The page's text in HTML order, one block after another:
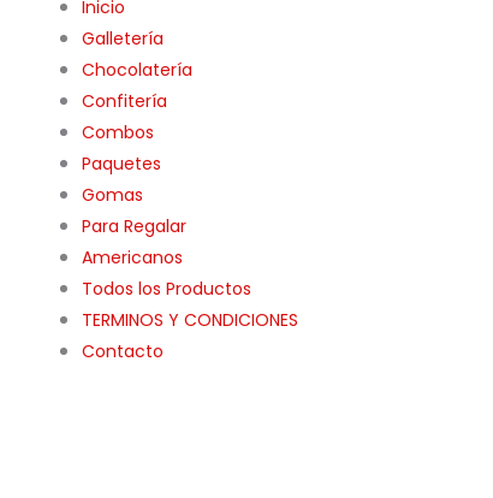
Inicio
Galletería
Chocolatería
Confitería
Combos
Paquetes
Gomas
Para Regalar
Americanos
Todos los Productos
TERMINOS Y CONDICIONES
Contacto